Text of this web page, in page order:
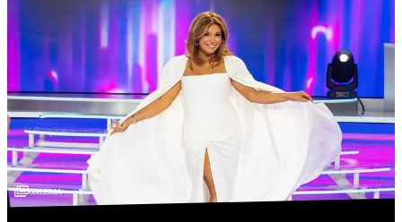
Galéria